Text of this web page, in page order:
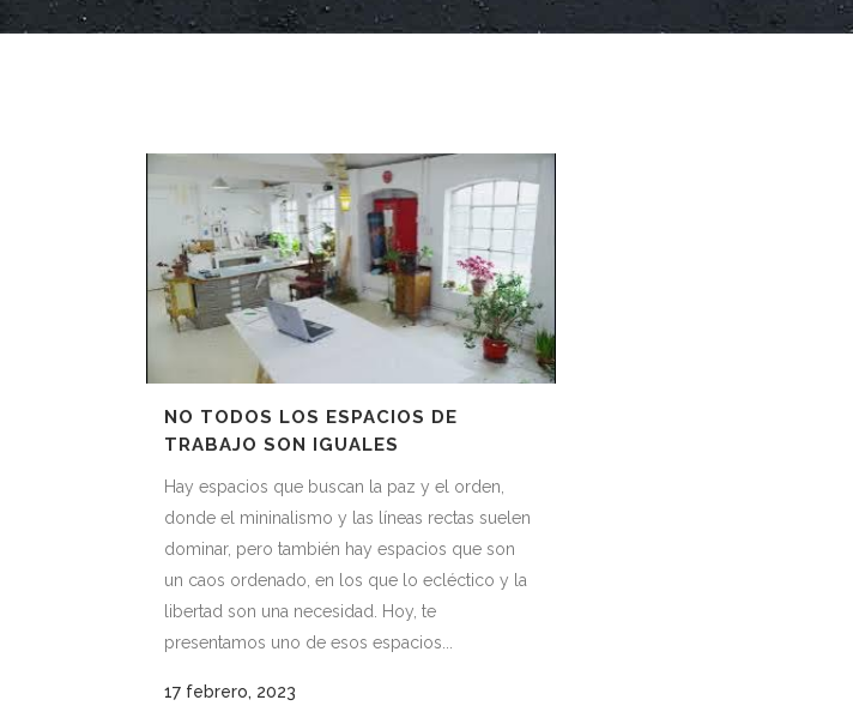
NO TODOS LOS ESPACIOS DE
TRABAJO SON IGUALES
Hay espacios que buscan la paz y el orden,
donde el mininalismo y las líneas rectas suelen
dominar, pero también hay espacios que son
un caos ordenado, en los que lo ecléctico y la
libertad son una necesidad. Hoy, te
presentamos uno de esos espacios...
17 febrero, 2023